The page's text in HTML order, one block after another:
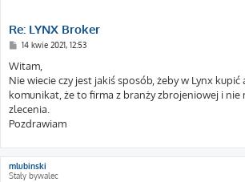
Re: LYNX Broker
P
s
14 kwie 2021, 12:53
Witam,
Nie wiecie czy jest jakiś sposób, żeby w Lynx kupić
komunikat, że to firma z branży zbrojeniowej i nie
zlecenia.
Pozdrawiam
mlubinski
Stały bywalec